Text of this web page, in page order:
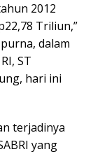
2012
Triliun,”
dalam
ST
hari ini
terjadinya
yang